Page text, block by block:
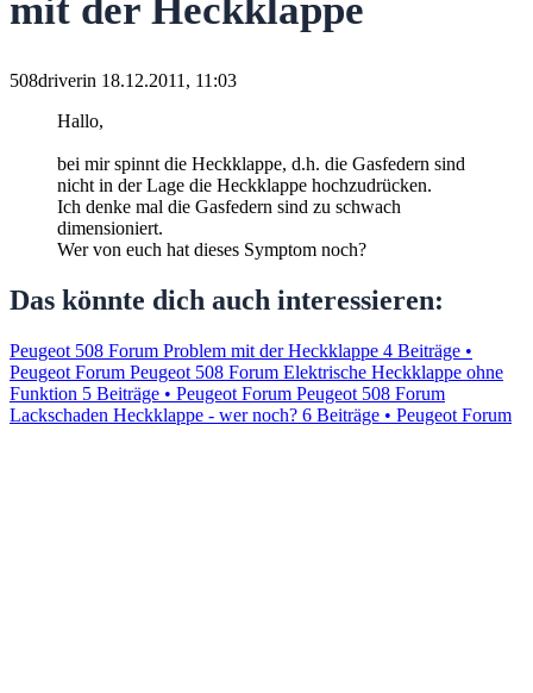
mit der Heckklappe
508driverin 18.12.2011, 11:03
Hallo,
bei mir spinnt die Heckklappe, d.h. die Gasfedern sind
nicht in der Lage die Heckklappe hochzudrücken.
Ich denke mal die Gasfedern sind zu schwach
dimensioniert.
Wer von euch hat dieses Symptom noch?
Das könnte dich auch interessieren:
Peugeot 508 Forum Problem mit der Heckklappe 4 Beiträge •
Peugeot Forum Peugeot 508 Forum Elektrische Heckklappe ohne
Funktion 5 Beiträge • Peugeot Forum Peugeot 508 Forum
Lackschaden Heckklappe - wer noch? 6 Beiträge • Peugeot Forum